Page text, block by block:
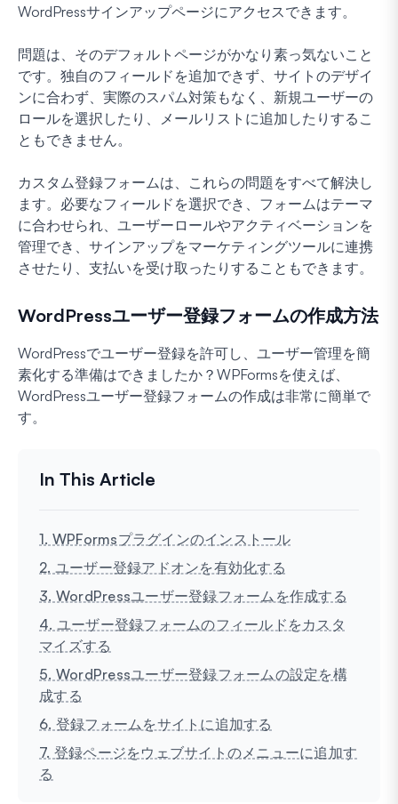
WordPressサインアップページにアクセスできます。
問題は、そのデフォルトページがかなり素っ気ないこと
です。独自のフィールドを追加できず、サイトのデザイ
ンに合わず、実際のスパム対策もなく、新規ユーザーの
ロールを選択したり、メールリストに追加したりするこ
ともできません。
カスタム登録フォームは、これらの問題をすべて解決し
ます。必要なフィールドを選択でき、フォームはテーマ
に合わせられ、ユーザーロールやアクティベーションを
管理でき、サインアップをマーケティングツールに連携
させたり、支払いを受け取ったりすることもできます。
WordPressユーザー登録フォームの作成方法
WordPressでユーザー登録を許可し、ユーザー管理を簡
素化する準備はできましたか？WPFormsを使えば、
WordPressユーザー登録フォームの作成は非常に簡単で
す。
1. WPFormsプラグインのインストール
2. ユーザー登録アドオンを有効化する
3. WordPressユーザー登録フォームを作成する
4. ユーザー登録フォームのフィールドをカスタ
マイズする
5. WordPressユーザー登録フォームの設定を構
成する
6. 登録フォームをサイトに追加する
7. 登録ページをウェブサイトのメニューに追加す
る